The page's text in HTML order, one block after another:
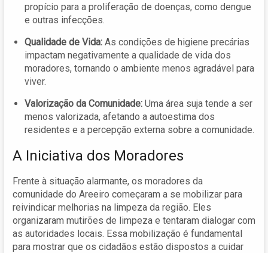
propício para a proliferação de doenças, como dengue
e outras infecções.
Qualidade de Vida: As condições de higiene precárias
impactam negativamente a qualidade de vida dos
moradores, tornando o ambiente menos agradável para
viver.
Valorização da Comunidade: Uma área suja tende a ser
menos valorizada, afetando a autoestima dos
residentes e a percepção externa sobre a comunidade.
A Iniciativa dos Moradores
Frente à situação alarmante, os moradores da
comunidade do Areeiro começaram a se mobilizar para
reivindicar melhorias na limpeza da região. Eles
organizaram mutirões de limpeza e tentaram dialogar com
as autoridades locais. Essa mobilização é fundamental
para mostrar que os cidadãos estão dispostos a cuidar